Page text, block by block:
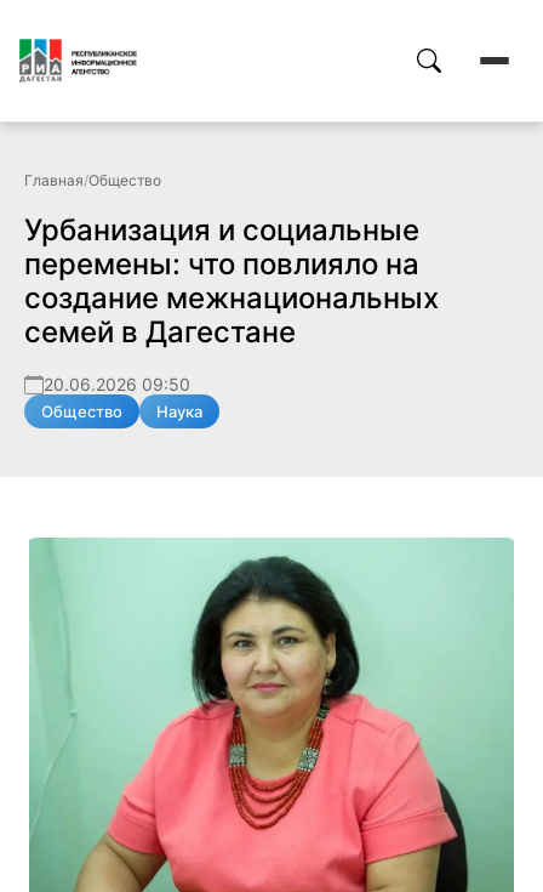
Главная/Общество
Урбанизация и социальные
перемены: что повлияло на
создание межнациональных
семей в Дагестане
20.06.2026 09:50
Общество Наука